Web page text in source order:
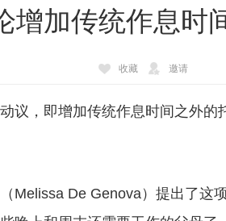
增加传统作息时
收藏 邀请
议，即增加传统作息时间之外
Melissa De Genova）提出了这